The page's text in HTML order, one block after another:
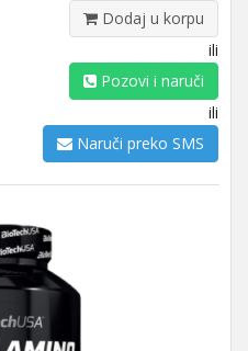
Dodaj u korpu
ili
Pozovi i naruči
ili
Naruči preko SMS